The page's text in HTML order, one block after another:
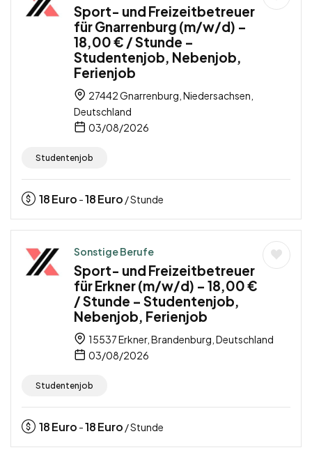
Sport- und Freizeitbetreuer
für Gnarrenburg (m/w/d) –
18,00 € / Stunde –
Studentenjob, Nebenjob,
Ferienjob
27442 Gnarrenburg, Niedersachsen,
Deutschland
03/08/2026
Studentenjob
18Euro -18Euro / Stunde
Sonstige Berufe
Sport- und Freizeitbetreuer
für Erkner (m/w/d) – 18,00 €
/ Stunde – Studentenjob,
Nebenjob, Ferienjob
15537 Erkner, Brandenburg, Deutschland
03/08/2026
Studentenjob
18Euro -18Euro / Stunde